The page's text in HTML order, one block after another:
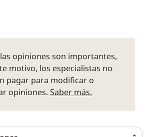
opiniones son importantes,
motivo, los especialistas no
pagar para modificar o
opiniones. Saber más.